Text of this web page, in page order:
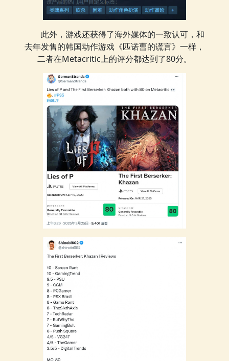
此外，游戏还获得了海外媒体的一致认可，和
去年发售的韩国动作游戏《匹诺曹的谎言》一样，
二者在Metacritic上的评分都达到了80分。